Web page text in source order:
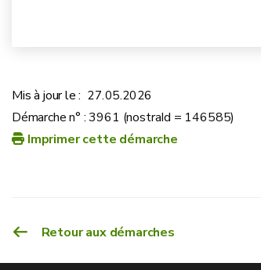
Mis à jour le : 27.05.2026
Démarche n° : 3961 (nostraId = 146585)
Imprimer cette démarche
Retour aux démarches